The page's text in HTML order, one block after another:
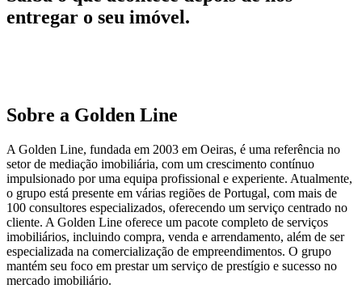
entregar o seu imóvel.
Sobre a Golden Line
A Golden Line, fundada em 2003 em Oeiras, é uma referência no
setor de mediação imobiliária, com um crescimento contínuo
impulsionado por uma equipa profissional e experiente. Atualmente,
o grupo está presente em várias regiões de Portugal, com mais de
100 consultores especializados, oferecendo um serviço centrado no
cliente. A Golden Line oferece um pacote completo de serviços
imobiliários, incluindo compra, venda e arrendamento, além de ser
especializada na comercialização de empreendimentos. O grupo
mantém seu foco em prestar um serviço de prestígio e sucesso no
mercado imobiliário.